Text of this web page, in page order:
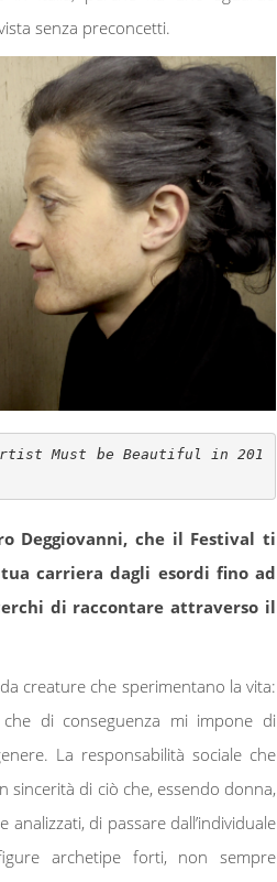
senza preconcetti.
Must be Beautiful in 201
Deggiovanni, che il Festival ti
carriera dagli esordi fino ad
di raccontare attraverso il
creature che sperimentano la vita:
di conseguenza mi impone di
La responsabilità sociale che
sincerità di ciò che, essendo donna,
di passare dall’individuale
archetipe forti, non sempre